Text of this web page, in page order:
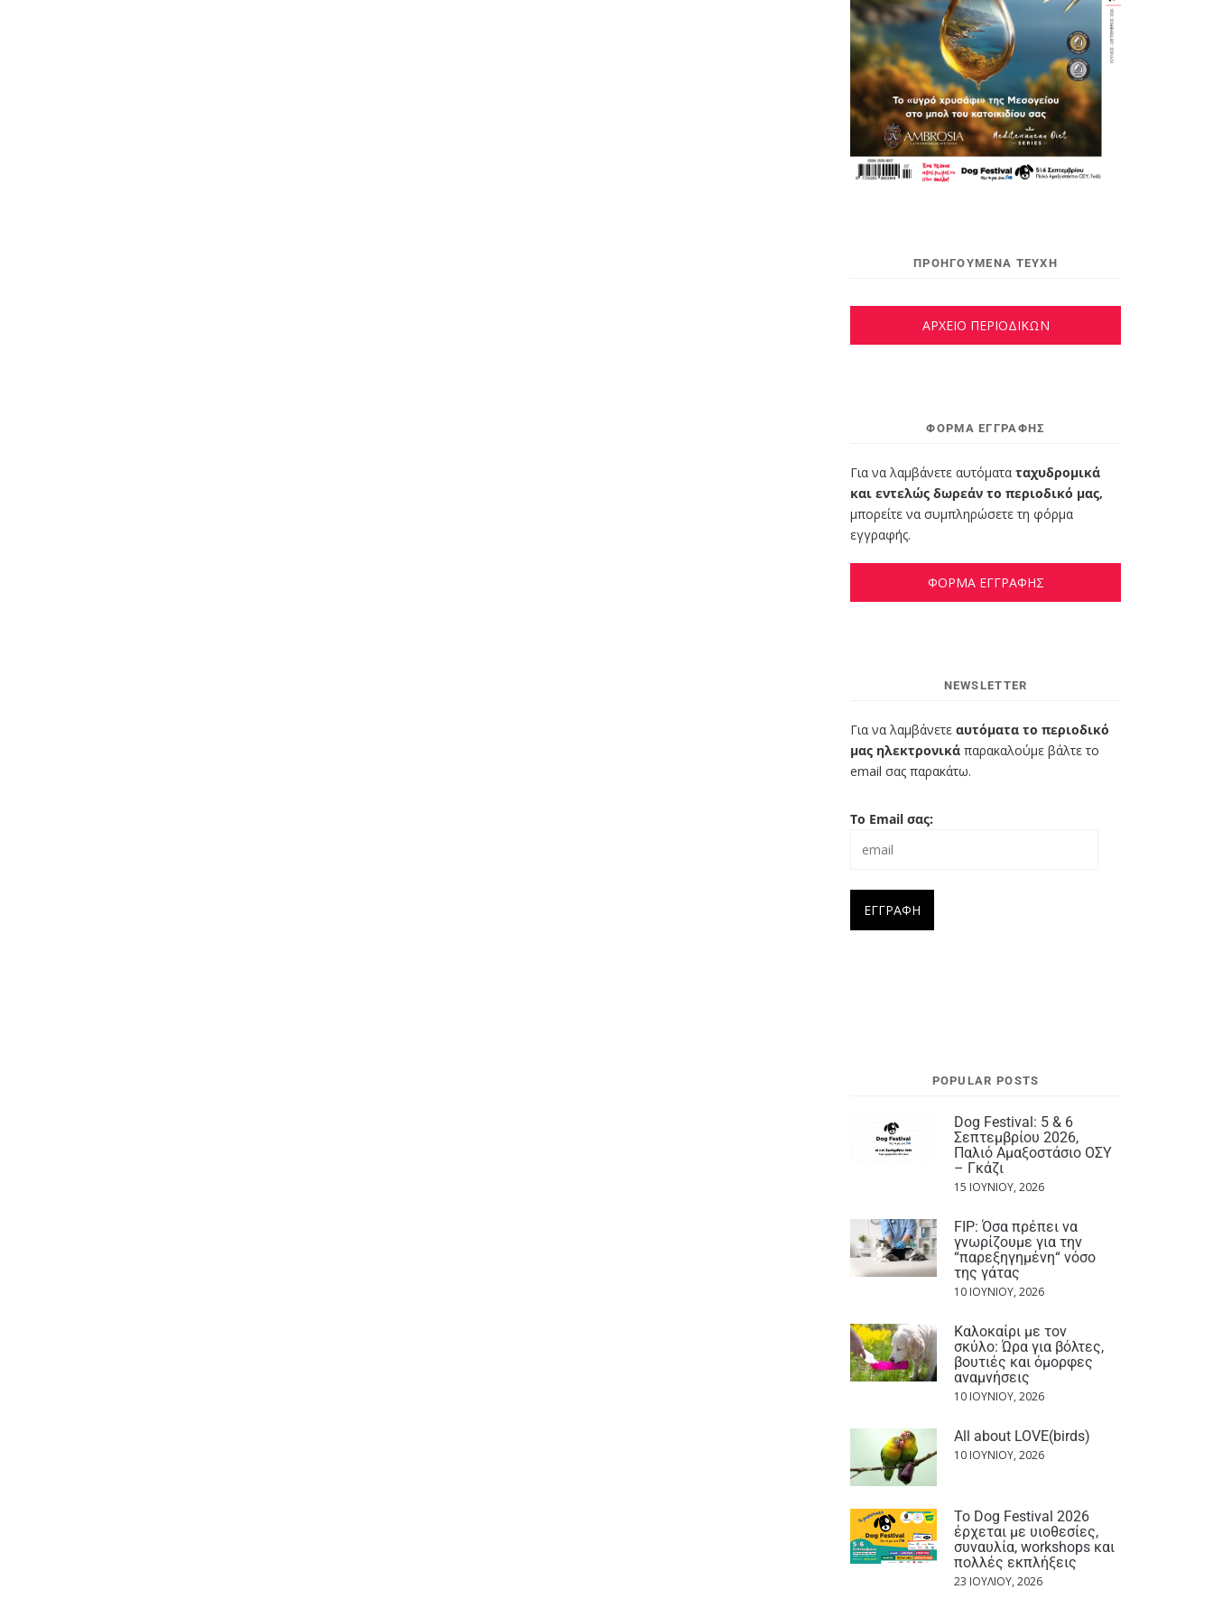
ΠΡΟΗΓΟΥΜΕΝΑ ΤΕΥΧΗ
ΑΡΧΕΙΟ ΠΕΡΙΟΔΙΚΩΝ
ΦΌΡΜΑ ΕΓΓΡΑΦΉΣ
Για να λαμβάνετε αυτόματα ταχυδρομικά
και εντελώς δωρεάν το περιοδικό μας,
μπορείτε να συμπληρώσετε τη φόρμα
εγγραφής.
ΦΟΡΜΑ ΕΓΓΡΑΦΗΣ
NEWSLETTER
Για να λαμβάνετε αυτόματα το περιοδικό
μας ηλεκτρονικά παρακαλούμε βάλτε το
email σας παρακάτω.
Το Email σας:
POPULAR POSTS
Dog Festival: 5 & 6
Σεπτεμβρίου 2026,
Παλιό Αμαξοστάσιο ΟΣΥ
– Γκάζι
15 ΙΟΥΝΊΟΥ, 2026
FIP: Όσα πρέπει να
γνωρίζουμε για την
“παρεξηγημένη“ νόσο
της γάτας
10 ΙΟΥΝΊΟΥ, 2026
Καλοκαίρι με τον
σκύλο: Ώρα για βόλτες,
βουτιές και όμορφες
αναμνήσεις
10 ΙΟΥΝΊΟΥ, 2026
All about LOVE(birds)
10 ΙΟΥΝΊΟΥ, 2026
Το Dog Festival 2026
έρχεται με υιοθεσίες,
συναυλία, workshops και
πολλές εκπλήξεις
23 ΙΟΥΛΊΟΥ, 2026